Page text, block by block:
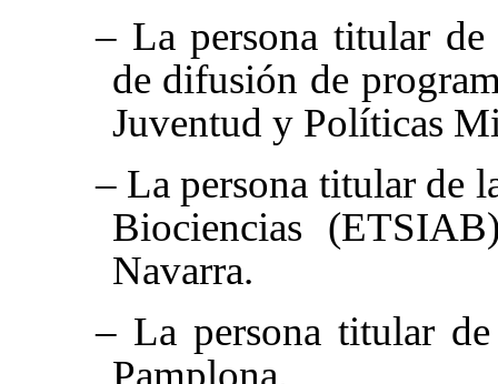
– La persona titular de
de difusión de
Juventud y Políticas
– La persona titular de
Biociencias
Navarra.
– La persona titular